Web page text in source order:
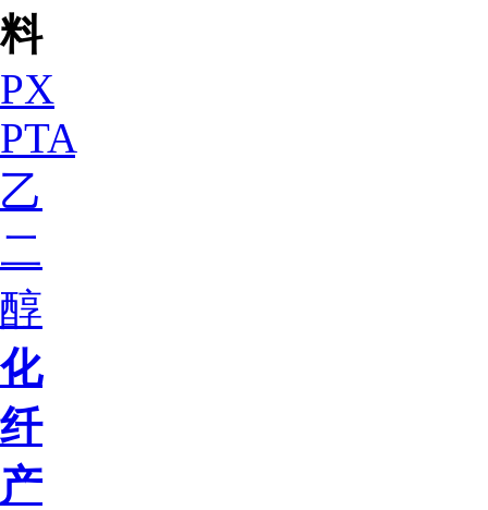
料
PX
PTA
乙
二
醇
化
纤
产